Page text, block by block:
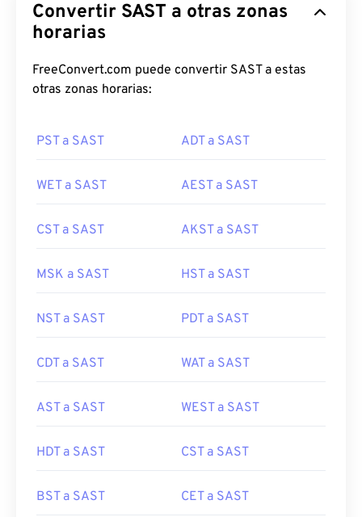
Convertir SAST a otras zonas
horarias
FreeConvert.com puede convertir SAST a estas
otras zonas horarias:
PST a SAST ADT a SAST
WET a SAST AEST a SAST
CST a SAST AKST a SAST
MSK a SAST HST a SAST
NST a SAST PDT a SAST
CDT a SAST WAT a SAST
AST a SAST WEST a SAST
HDT a SAST CST a SAST
BST a SAST CET a SAST